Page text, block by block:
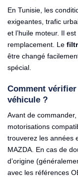
En Tunisie, les
exigeantes, trafic
et l’huile moteur. Il
remplacement. Le
être changé
spécial.
Comment
véhicule ?
Avant de
motorisations
trouverez les années
MAZDA. En cas de
d’origine
avec les références